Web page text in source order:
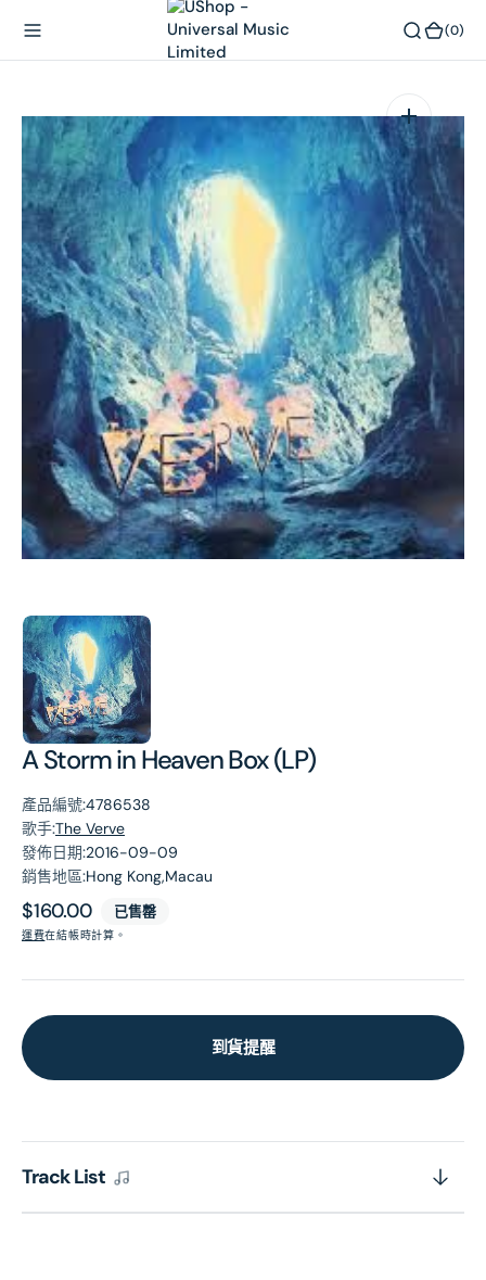
(0)
A Storm in Heaven Box (LP)
產品編號:4786538
歌手:The Verve
發佈日期:2016-09-09
銷售地區:Hong Kong,Macau
原
價
$160.00 已售罄
運費在結帳時計算。
到貨提醒
Track List
在
相
簿
中
開
啟
第
1
張